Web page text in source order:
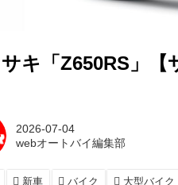
キ「Z650RS」【
2026-07-04
webオートバイ編集部
新車 バイク 大型バイク